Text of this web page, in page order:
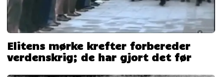
Elitens mørke krefter forbereder
verdenskrig; de har gjort det før